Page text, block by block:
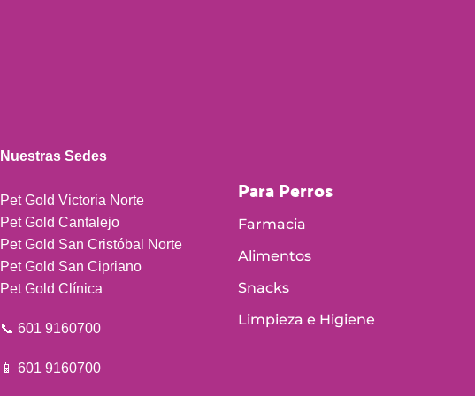
Nuestras Sedes
Pet Gold Victoria Norte
Pet Gold Cantalejo
Pet Gold San Cristóbal Norte
Pet Gold San Cipriano
Pet Gold Clínica
📞 601 9160700
📱 601 9160700
Para Perros
Farmacia
Alimentos
Snacks
Limpieza e Higiene